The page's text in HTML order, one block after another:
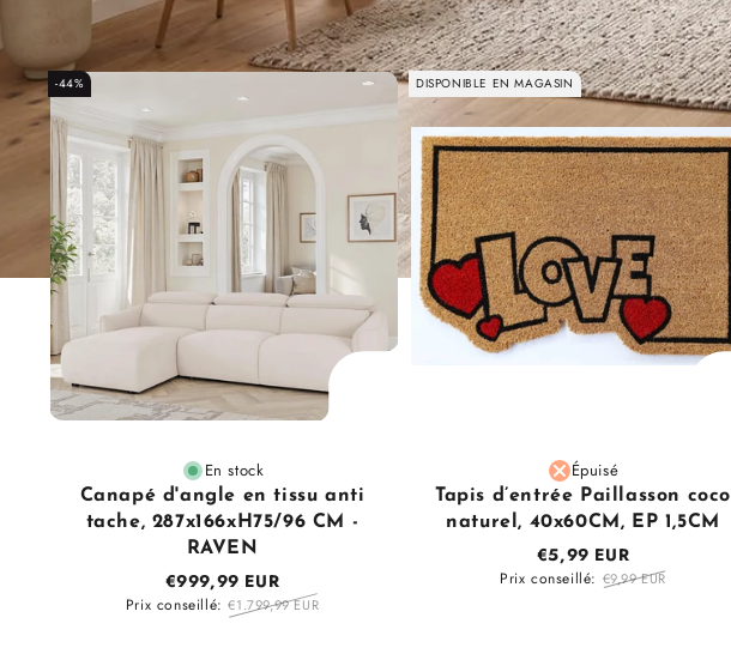
-44%
En stock
Canapé d'angle en tissu anti
tache, 287x166xH75/96 CM -
RAVEN
€999,99 EUR
Prix conseillé: €1.799,99 EUR
DISPONIBLE EN MAGASIN
Épuisé
Tapis d’entrée Paillasson coco
naturel, 40x60CM, EP 1,5CM
€5,99 EUR
Prix conseillé: €9,99 EUR